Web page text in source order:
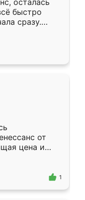
осталась
быстро
сразу.
подошёл к
Собрали
даже
от
цена и
Приехавший
1